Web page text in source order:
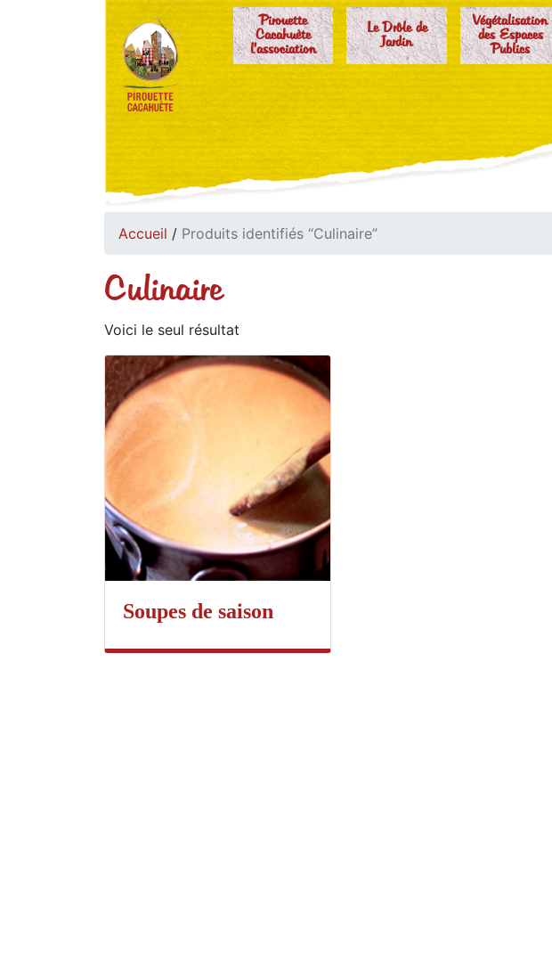
Pirouette
Cacahuète
l'association
Le Drôle de
Jardin
Végétalisation
des Espaces
Publics
Accueil / Produits identifiés “Culinaire”
Culinaire
Voici le seul résultat
Soupes de saison